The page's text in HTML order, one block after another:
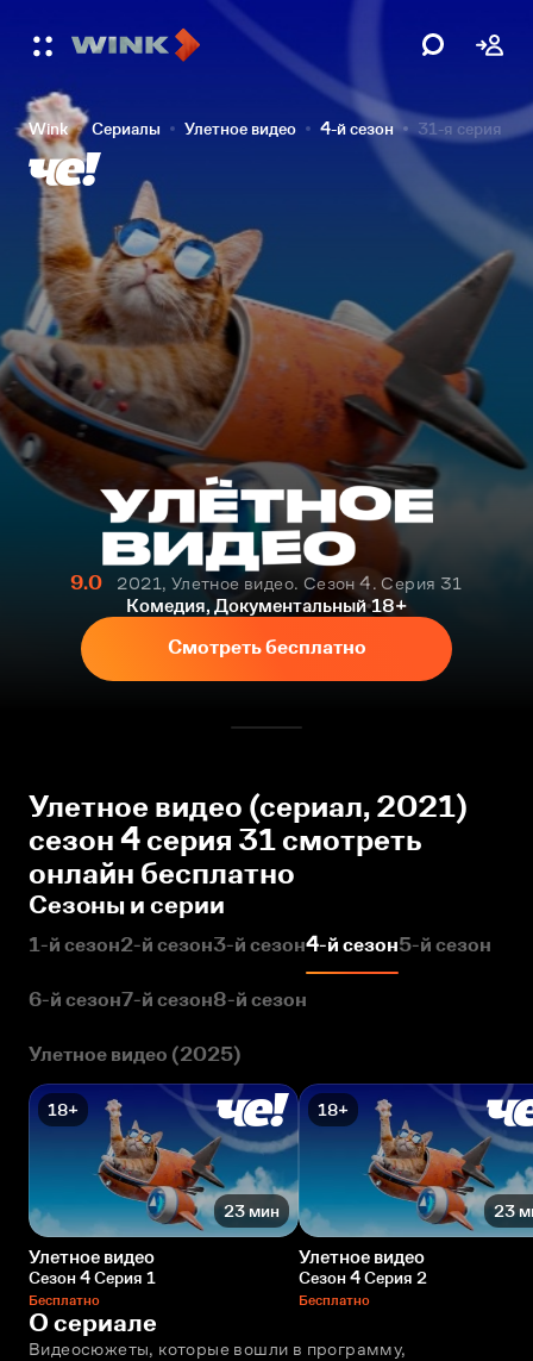
Wink Сериалы Улетное видео 4-й сезон 31-я серия
9.0
2021, Улетное видео. Сезон 4. Серия 31
Комедия, Документальный 18+
Смотреть бесплатно
Улетное видео (сериал, 2021)
сезон 4 серия 31 смотреть
онлайн бесплатно
Сезоны и серии
1-й сезон2-й сезон3-й сезон4-й сезон5-й сезон
6-й сезон7-й сезон8-й сезон
Улетное видео (2025)
18+
23 мин
Улетное видео
Сезон 4 Серия 1
Бесплатно
18+
23
Улетное видео
Сезон 4 Серия 2
Бесплатно
О сериале
Видеосюжеты, которые вошли в программу,